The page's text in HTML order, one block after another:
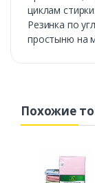
циклам
Резинка по
простыню на
Похожие